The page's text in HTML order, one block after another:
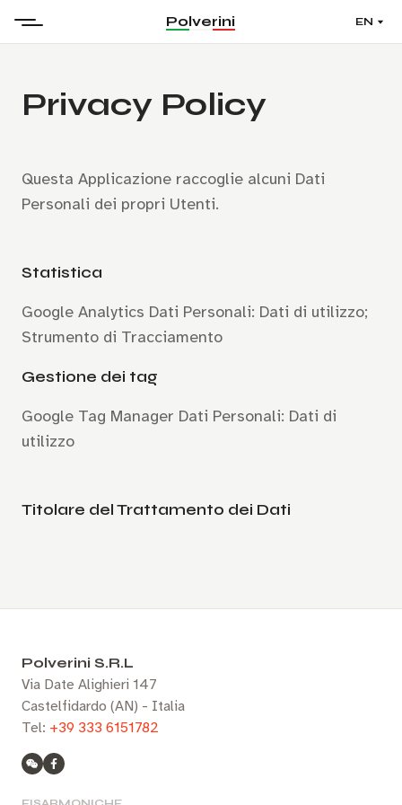
Polverini EN
Privacy Policy
Questa Applicazione raccoglie alcuni Dati
Personali dei propri Utenti.
Statistica
Google Analytics Dati Personali: Dati di utilizzo;
Strumento di Tracciamento
Gestione dei tag
Google Tag Manager Dati Personali: Dati di
utilizzo
Titolare del Trattamento dei Dati
Polverini S.R.L
Via Date Alighieri 147
Castelfidardo (AN) - Italia
Tel: +39 333 6151782